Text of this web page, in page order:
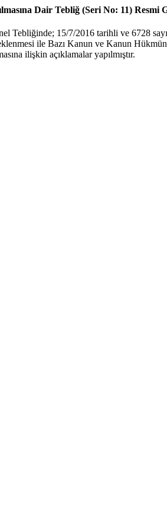
Dair Tebliğ (Seri No: 11) Resmi
Tebliğinde; 15/7/2016 tarihli ve 6728
ile Bazı Kanun ve Kanun
ilişkin açıklamalar yapılmıştır.